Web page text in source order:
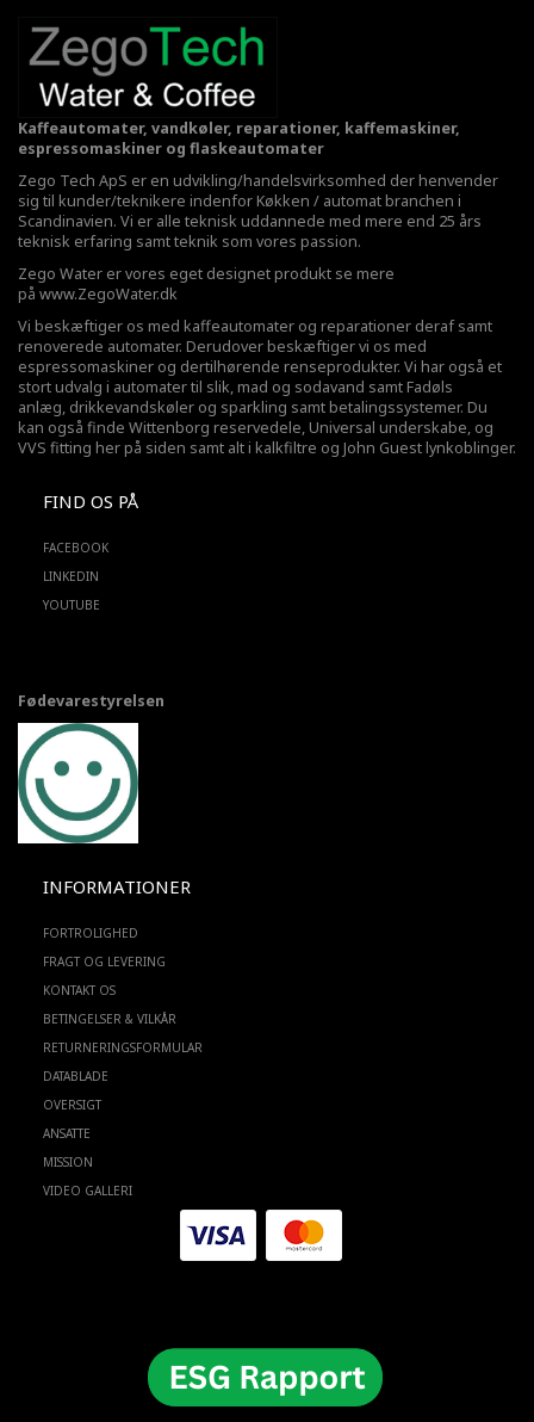
Kaffeautomater, vandkøler, reparationer, kaffemaskiner,
espressomaskiner og flaskeautomater
Zego Tech ApS er en udvikling/handelsvirksomhed der henvender
sig til kunder/teknikere indenfor Køkken / automat branchen i
Scandinavien. Vi er alle teknisk uddannede med mere end 25 års
teknisk erfaring samt teknik som vores passion.
Zego Water er vores eget designet produkt se mere
på www.ZegoWater.dk
Vi beskæftiger os med kaffeautomater og reparationer deraf samt
renoverede automater. Derudover beskæftiger vi os med
espressomaskiner og dertilhørende renseprodukter. Vi har også et
stort udvalg i automater til slik, mad og sodavand samt Fadøls
anlæg, drikkevandskøler og sparkling samt betalingssystemer. Du
kan også finde Wittenborg reservedele, Universal underskabe, og
VVS fitting her på siden samt alt i kalkfiltre og John Guest lynkoblinger.
FIND OS PÅ
FACEBOOK
LINKEDIN
YOUTUBE
Fødevarestyrelsen
INFORMATIONER
FORTROLIGHED
FRAGT OG LEVERING
KONTAKT OS
BETINGELSER & VILKÅR
RETURNERINGSFORMULAR
DATABLADE
OVERSIGT
ANSATTE
MISSION
VIDEO GALLERI